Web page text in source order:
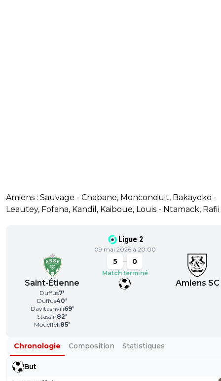
Amiens : Sauvage - Chabane, Monconduit, Bakayoko -
Leautey, Fofana, Kandil, Kaiboue, Louis - Ntamack, Rafii
Ligue 2
09 mai 2026 à 20:00
Saint-Étienne
Duffus7'
Duffus40'
Davitashvili69'
Stassin82'
Moueffek85'
5 0
Match terminé
Amiens SC
Chronologie Composition Statistiques
But